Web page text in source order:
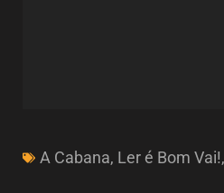
A Cabana, Ler é Bom Vai!,